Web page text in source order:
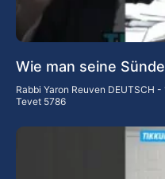
Wie man seine
Rabbi Yaron Reuven DEUTSCH
Tevet 5786